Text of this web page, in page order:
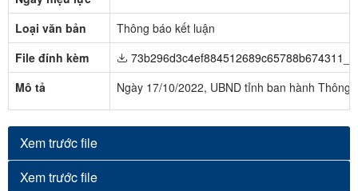
Loại văn bản
Thông báo kết luận
File đính kèm
Mô tả
Ngày 17/10/2022, UBND tỉnh ban hành
Xem trước file
Xem trước file